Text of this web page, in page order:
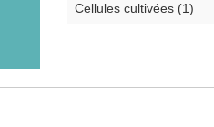
Cellules cultivées (1)